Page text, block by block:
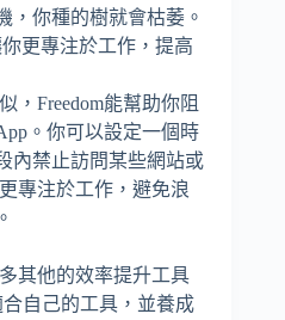
，你種的樹就會枯萎。
更專注於工作，提高
，Freedom能幫助你阻
。你可以設定一個時
內禁止訪問某些網站或
專注於工作，避免浪
其他的效率提升工具
自己的工具，並養成